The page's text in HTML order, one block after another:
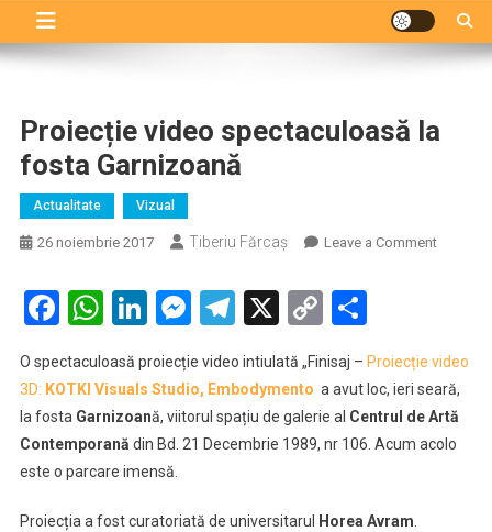
Proiecție video spectaculoasă la
fosta Garnizoană
Actualitate Vizual
26 noiembrie 2017 Tiberiu Fărcaş Leave a Commenton
fosta
Facebook
WhatsApp
LinkedIn
Messenger
Telegram
X Copy
O spectaculoasă proiecție video intiulată „Finisaj – Proiecție video
3D: KOTKI Visuals Studio, Embodymento a avut loc, ieri seară,
la fosta Garnizoană, viitorul spațiu de galerie al Centrul de Artă
Contemporană din Bd. 21 Decembrie 1989, nr 106. Acum acolo
este o parcare imensă.
Proiecția a fost curatoriată de universitarul Horea Avram.